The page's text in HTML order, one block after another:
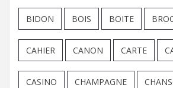
BIDON BOIS BOITE
CAHIER CANON CARTE
CASINO CHAMPAGNE